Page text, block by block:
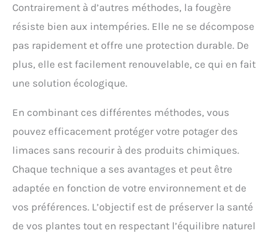
Contrairement à d’autres méthodes, la fougère
résiste bien aux intempéries. Elle ne se décompose
pas rapidement et offre une protection durable. De
plus, elle est facilement renouvelable, ce qui en fait
une solution écologique.
En combinant ces différentes méthodes, vous
pouvez efficacement protéger votre potager des
limaces sans recourir à des produits chimiques.
Chaque technique a ses avantages et peut être
adaptée en fonction de votre environnement et de
vos préférences. L’objectif est de préserver la santé
de vos plantes tout en respectant l’équilibre naturel